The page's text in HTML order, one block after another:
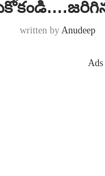
written byAnudeep
Ads